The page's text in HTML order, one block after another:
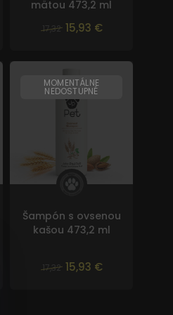
mätou 473,2 ml
17,32 15,93 €
MOMENTÁLNE
NEDOSTUPNÉ
Šampón s ovsenou
kašou 473,2 ml
17,32 15,93 €